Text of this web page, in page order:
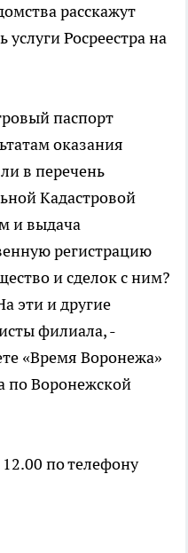
расскажут
Росреестра на
паспорт
оказания
в перечень
Кадастровой
и выдача
регистрацию
и сделок с ним?
эти и другие
филиала, -
«Время Воронежа»
по Воронежской
по телефону